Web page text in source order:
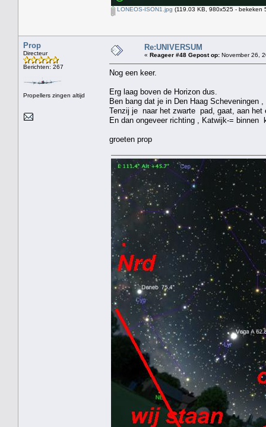
LONEOS-ISON1.jpg (119.03 KB, 980x525 - bekeken
Prop
Directeur
Berichten: 267
Propellers zingen altijd
Re:UNIVERSUM
« Reageer #48 Gepost op: November 26,
Nog een keer.
Erg laag boven de Horizon dus.
Ben bang dat je in Den Haag Scheveningen
Tenzij je naar het zwarte pad, gaat, aan het
En dan ongeveer richting , Katwijk-= binnen
groeten prop